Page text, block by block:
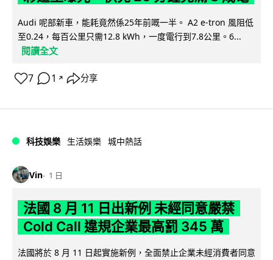
Audi 呢部新車，能耗竟然係25年前嘅一半。 A2 e-tron 風阻低
至0.24，每百公里只需12.8 kWh，一度電行到7.8公里。6...
閱讀全文
7 1 ↗ 分享
科技娛樂 生活娛樂 城中熱話
Vin 1 日
法國 8 月 11 日出新例 未經同意嚴禁
Cold Call 違規企業最高罰 345 萬
法國將於 8 月 11 日起實施新例，全面禁止企業未經消費者同意